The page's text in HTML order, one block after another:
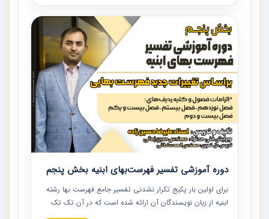
دوره با کلام مهندس علیرضاحسین‌زاده مدیر پروژه مهندسی
مشاور در امر بازنگری فهرست بها رشته ابنیه ارائه شده و به تمام
همکارانی که در حوزه صنعت ساخت در حال فعالیت هستند حتما
توصیه می کنیم از مطالب این دوره استفاده نمایند.
دوره آموزشی تفسیر فهرست‌بهای ابنیه بخش پنجم
برای اولین بار پکیج تکرار نشدنی تفسیر جامع فهرست بها رشته
ابنیه از زبان نویسندگان آن ارائه شده است که در آن تک تک
ردیف ها و مطالب فهرست بها تفسیر و ارائه شده است. این